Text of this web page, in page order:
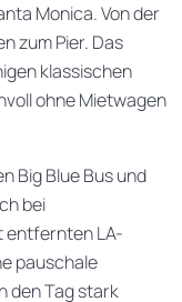
Monica. Von der
zum Pier. Das
klassischen
ohne Mietwagen
Big Blue Bus und
bei
entfernten LA-
pauschale
den Tag stark